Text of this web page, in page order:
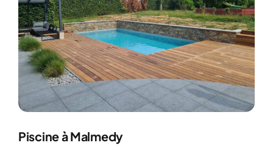
Piscine à Malmedy